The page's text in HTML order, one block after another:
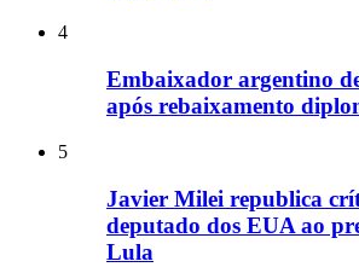
4
Embaixador argentino
após rebaixamento
5
Javier Milei republica
deputado dos EUA ao
Lula